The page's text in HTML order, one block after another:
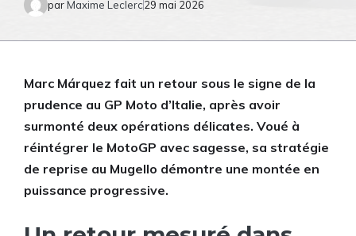
parMaxime Leclerc29 mai 2026
Marc Márquez fait un retour sous le signe de la
prudence au GP Moto d’Italie, après avoir
surmonté deux opérations délicates. Voué à
réintégrer le MotoGP avec sagesse, sa stratégie
de reprise au Mugello démontre une montée en
puissance progressive.